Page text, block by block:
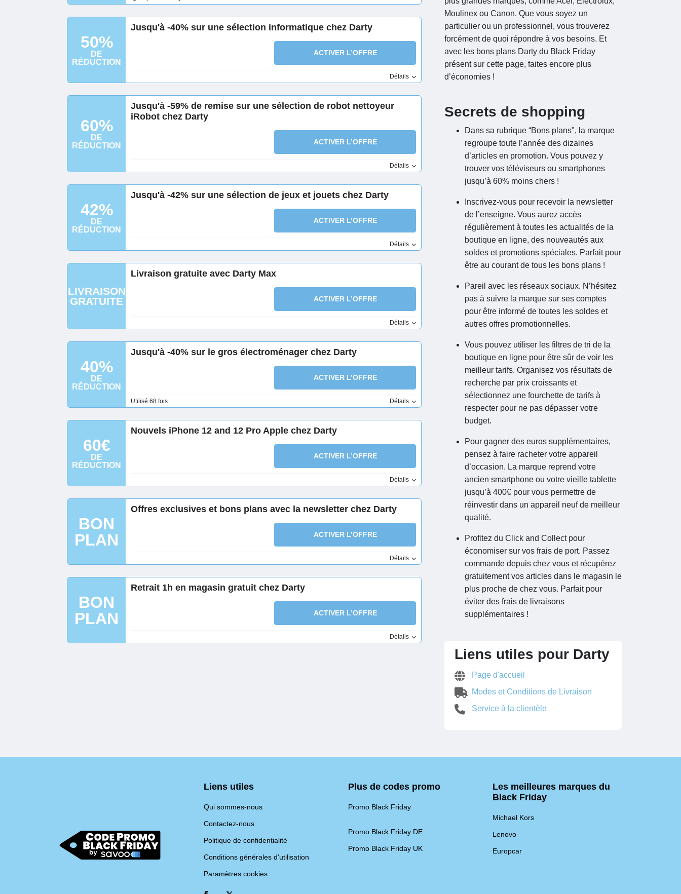
50%
DE
RÉDUCTION
Jusqu'à -40% sur une sélection informatique chez Darty
ACTIVER L’OFFRE
Détails
60%
DE
RÉDUCTION
Jusqu'à -59% de remise sur une sélection de robot nettoyeur
iRobot chez Darty
ACTIVER L’OFFRE
Détails
42%
DE
RÉDUCTION
Jusqu'à -42% sur une sélection de jeux et jouets chez Darty
ACTIVER L’OFFRE
Détails
LIVRAISON
GRATUITE
Livraison gratuite avec Darty Max
ACTIVER L’OFFRE
Détails
40%
DE
RÉDUCTION
Jusqu'à -40% sur le gros électroménager chez Darty
ACTIVER L’OFFRE
Utilisé 68 fois Détails
60€
DE
RÉDUCTION
Nouvels iPhone 12 and 12 Pro Apple chez Darty
ACTIVER L’OFFRE
Détails
BON
PLAN
Offres exclusives et bons plans avec la newsletter chez Darty
ACTIVER L’OFFRE
Détails
BON
PLAN
Retrait 1h en magasin gratuit chez Darty
ACTIVER L’OFFRE
Détails
Moulinex ou Canon. Que vous soyez un
particulier ou un professionnel, vous trouverez
forcément de quoi répondre à vos besoins. Et
avec les bons plans Darty du Black Friday
présent sur cette page, faites encore plus
d’économies !
Secrets de shopping
Dans sa rubrique “Bons plans", la marque
regroupe toute l’année des dizaines
d’articles en promotion. Vous pouvez y
trouver vos téléviseurs ou smartphones
jusqu’à 60% moins chers !
Inscrivez-vous pour recevoir la newsletter
de l’enseigne. Vous aurez accès
régulièrement à toutes les actualités de la
boutique en ligne, des nouveautés aux
soldes et promotions spéciales. Parfait pour
être au courant de tous les bons plans !
Pareil avec les réseaux sociaux. N’hésitez
pas à suivre la marque sur ses comptes
pour être informé de toutes les soldes et
autres offres promotionnelles.
Vous pouvez utiliser les filtres de tri de la
boutique en ligne pour être sûr de voir les
meilleur tarifs. Organisez vos résultats de
recherche par prix croissants et
sélectionnez une fourchette de tarifs à
respecter pour ne pas dépasser votre
budget.
Pour gagner des euros supplémentaires,
pensez à faire racheter votre appareil
d’occasion. La marque reprend votre
ancien smartphone ou votre vieille tablette
jusqu’à 400€ pour vous permettre de
réinvestir dans un appareil neuf de meilleur
qualité.
Profitez du Click and Collect pour
économiser sur vos frais de port. Passez
commande depuis chez vous et récupérez
gratuitement vos articles dans le magasin le
plus proche de chez vous. Parfait pour
éviter des frais de livraisons
supplémentaires !
Liens utiles pour Darty
Page d'accueil
Modes et Conditions de Livraison
Service à la clientèle
Liens utiles
Qui sommes-nous
Contactez-nous
Politique de confidentialité
Conditions générales d'utilisation
Paramètres cookies
Plus de codes promo
Promo Black Friday
Promo Black Friday DE
Promo Black Friday UK
Les meilleures marques du
Black Friday
Michael Kors
Lenovo
Europcar